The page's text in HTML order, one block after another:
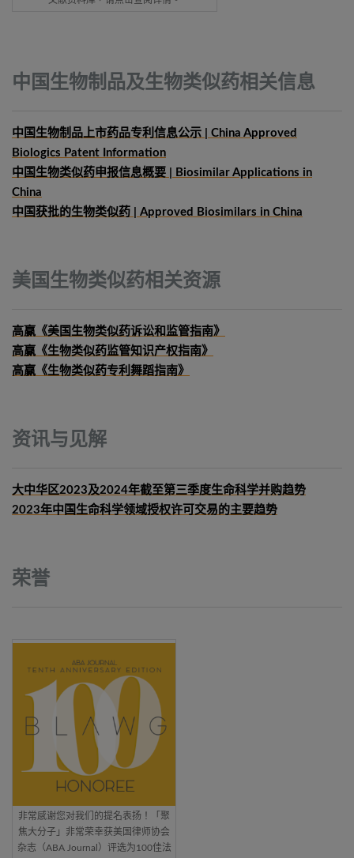
中国生物制品及生物类似药相关信息
中国生物制品上市药品专利信息公示 | China Approved
Biologics Patent Information
中国生物类似药申报信息概要 | Biosimilar Applications in
China
中国获批的生物类似药 | Approved Biosimilars in China
美国生物类似药相关资源
高赢《美国生物类似药诉讼和监管指南》
高赢《生物类似药监管知识产权指南》
高赢《生物类似药专利舞蹈指南》
资讯与见解
大中华区2023及2024年截至第三季度生命科学并购趋势
2023年中国生命科学领域授权许可交易的主要趋势
荣誉
非常感谢您对我们的提名表扬！「聚
焦大分子」非常荣幸获美国律师协会
杂志（ABA Journal）评选为100佳法